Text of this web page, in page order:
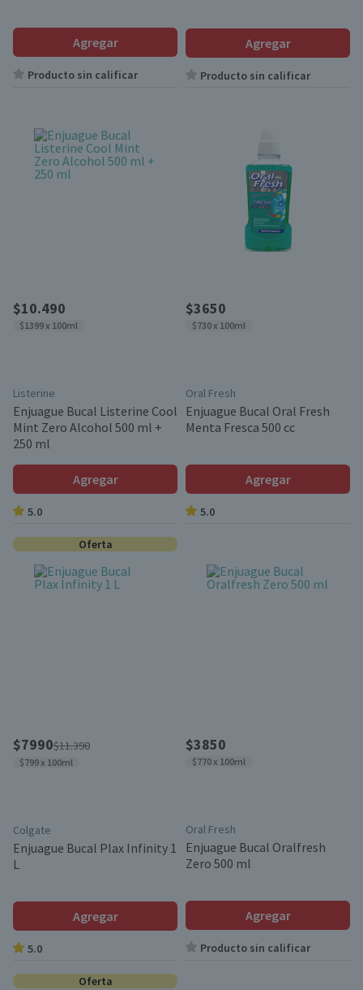
Agregar
Producto sin calificar
Agregar
Producto sin calificar
$10.490
$1399 x 100ml
Listerine
Enjuague Bucal Listerine Cool
Mint Zero Alcohol 500 ml +
250 ml
Agregar
5.0
$3650
$730 x 100ml
Oral Fresh
Enjuague Bucal Oral Fresh
Menta Fresca 500 cc
Agregar
5.0
Oferta
$7990$11.390
$799 x 100ml
Colgate
Enjuague Bucal Plax Infinity 1
L
Agregar
5.0
$3850
$770 x 100ml
Oral Fresh
Enjuague Bucal Oralfresh
Zero 500 ml
Agregar
Producto sin calificar
Oferta